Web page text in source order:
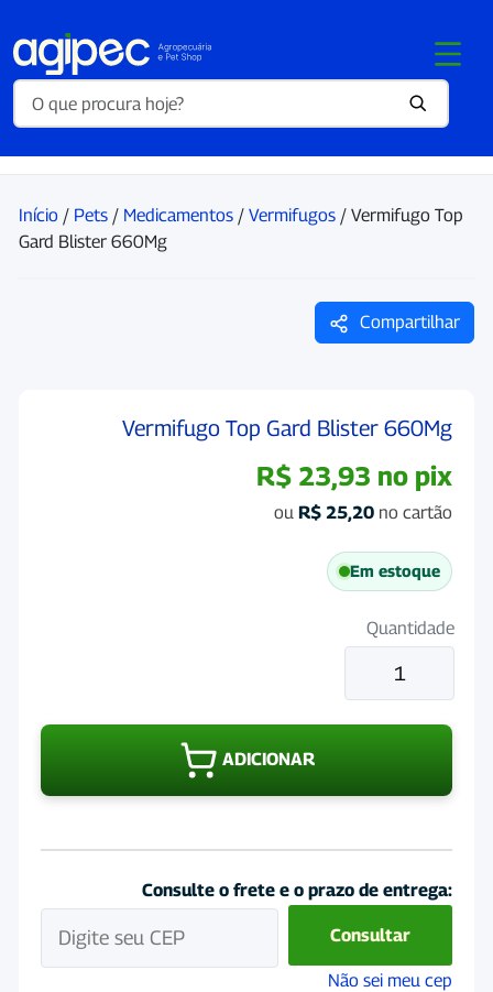
Início / Pets / Medicamentos / Vermifugos / Vermifugo Top
Gard Blister 660Mg
Compartilhar
Vermifugo Top Gard Blister 660Mg
R$ 23,93 no pix
ou R$ 25,20 no cartão
Em estoque
Quantidade
Vermifugo
Gard
ADICIONAR
Consulte o frete e o prazo de entrega:
Consultar
Não sei meu cep